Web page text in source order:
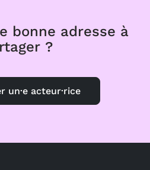
bonne adresse à
?
un·e acteur·rice